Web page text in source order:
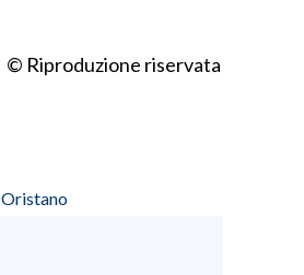
© Riproduzione riservata
Oristano